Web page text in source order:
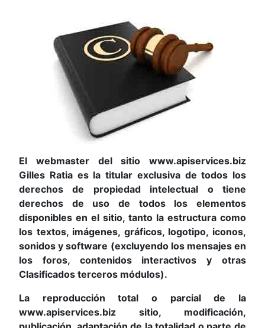
El webmaster del sitio www.apiservices.biz
Gilles Ratia es la titular exclusiva de todos los
derechos de propiedad intelectual o tiene
derechos de uso de todos los elementos
disponibles en el sitio, tanto la estructura como
los textos, imágenes, gráficos, logotipo, iconos,
sonidos y software (excluyendo los mensajes en
los foros, contenidos interactivos y otras
Clasificados terceros módulos).
La reproducción total o parcial de la
www.apiservices.biz sitio, modificación,